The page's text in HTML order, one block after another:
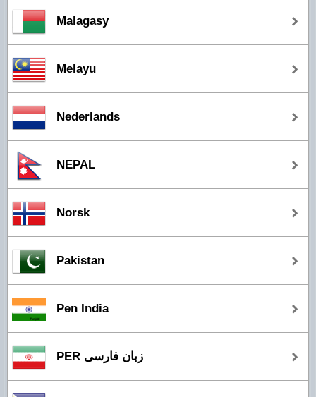
Malagasy
Melayu
Nederlands
NEPAL
Norsk
Pakistan
Pen India
PER زبان فارسی